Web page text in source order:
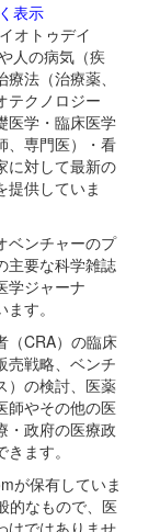
表示
オトゥデイ
人の病気（疾
法（治療薬、
テクノロジー
医学・臨床医学
、専門医）・看
に対して最新の
提供していま
ベンチャーのプ
主要な科学雑誌
学ジャーナ
す。
（CRA）の臨床
売戦略、ベンチ
）の検討、医薬
師やその他の医
・政府の医療政
ます。
が保有していま
的なもので、医